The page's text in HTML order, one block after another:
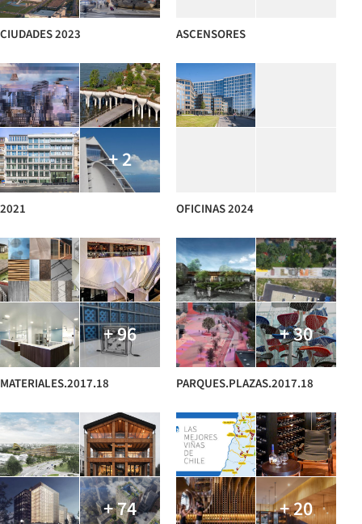
CIUDADES 2023 ASCENSORES
+ 2
2021 OFICINAS 2024
+ 96
MATERIALES.2017.18
+ 30
PARQUES.PLAZAS.2017.18
+ 74 + 20